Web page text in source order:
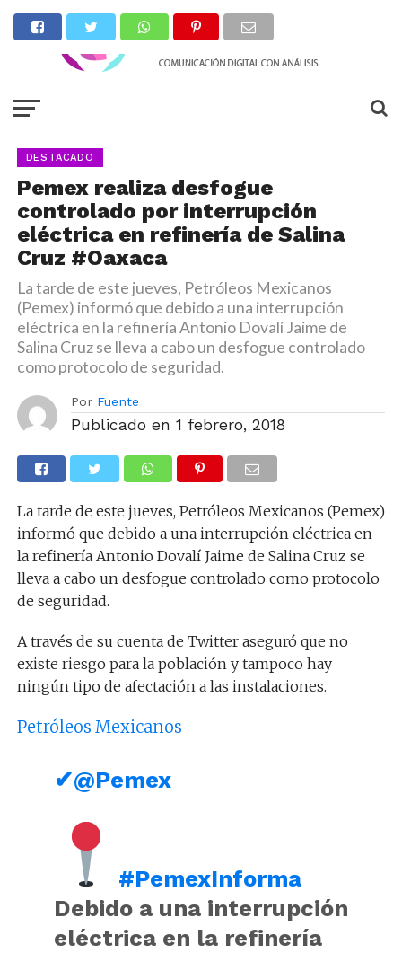
DESTACADO
Pemex realiza desfogue
controlado por interrupción
eléctrica en refinería de Salina
Cruz #Oaxaca
La tarde de este jueves, Petróleos Mexicanos
(Pemex) informó que debido a una interrupción
eléctrica en la refinería Antonio Dovalí Jaime de
Salina Cruz se lleva a cabo un desfogue controlado
como protocolo de seguridad.
Por Fuente
Publicado en 1 febrero, 2018
La tarde de este jueves, Petróleos Mexicanos (Pemex)
informó que debido a una interrupción eléctrica en
la refinería Antonio Dovalí Jaime de Salina Cruz se
lleva a cabo un desfogue controlado como protocolo
de seguridad.
A través de su cuenta de Twitter aseguró que no
existe riesgo para la población y tampoco hay
ningún tipo de afectación a las instalaciones.
Petróleos Mexicanos
✔@Pemex
#PemexInforma
Debido a una interrupción
eléctrica en la refinería